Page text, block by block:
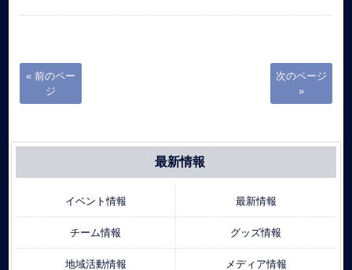
« 前のペー
ジ
次のページ
»
最新情報
イベント情報 最新情報
チーム情報 グッズ情報
地域活動情報 メディア情報